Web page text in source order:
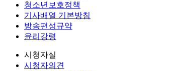
청소년보호정책
기사배열 기본방침
방송편성규약
윤리강령
시청자실
시청자의견